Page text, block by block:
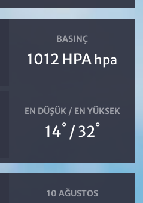
BASINÇ
1012 HPA hpa
EN DÜŞÜK / EN YÜKSEK
14° / 32°
10 AĞUSTOS